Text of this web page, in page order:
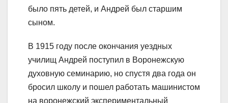
было пять детей, и Андрей был старшим
сыном.
В 1915 году после окончания уездных
училищ Андрей поступил в Воронежскую
духовную семинарию, но спустя два года он
бросил школу и пошел работать машинистом
на воронежский экспериментальный